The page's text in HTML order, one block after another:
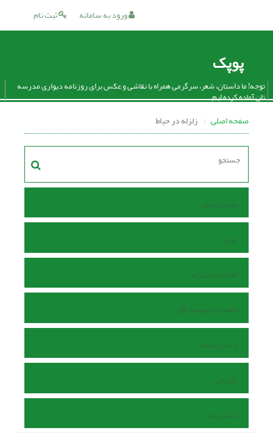
ثبت نام ورود به سامانه
پوپک
توجه! ما داستان، شعر، سرگرمی همراه با نقاشی و عکس برای روزنامه دیواری مدرسه
تان آماده کرده ایم.
صفحه اصلی زلزله در حیاط
صفحه اصلی
مرور
اطلاعات نشریه
راهنمای نویسندگان
ارسال مقاله
داوران
تماس با ما